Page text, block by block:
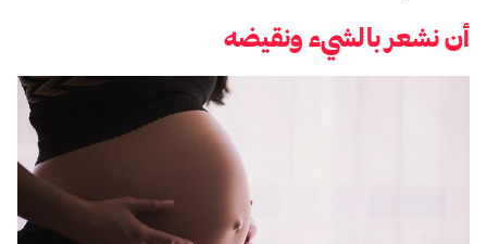
أن نشعر بالشيء ونقيضه